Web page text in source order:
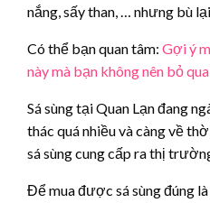
nắng, sấy than, … nhưng bù
Có thể bạn quan tâm: Gợi ý
này mà bạn không nên bỏ qua
Sá sùng tại Quan Lạn đang
thác quá nhiều và càng về
sá sùng cung cấp ra thị
Để mua được sá sùng đúng